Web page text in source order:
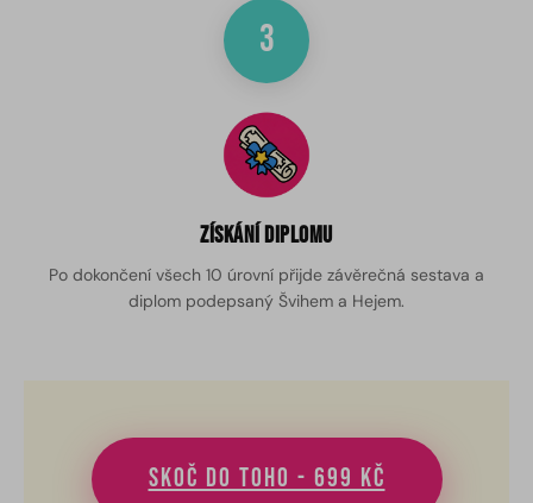
3
Získání diplomu
Po dokončení všech 10 úrovní přijde závěrečná sestava a
diplom podepsaný Švihem a Hejem.
Skoč do toho - 699 Kč